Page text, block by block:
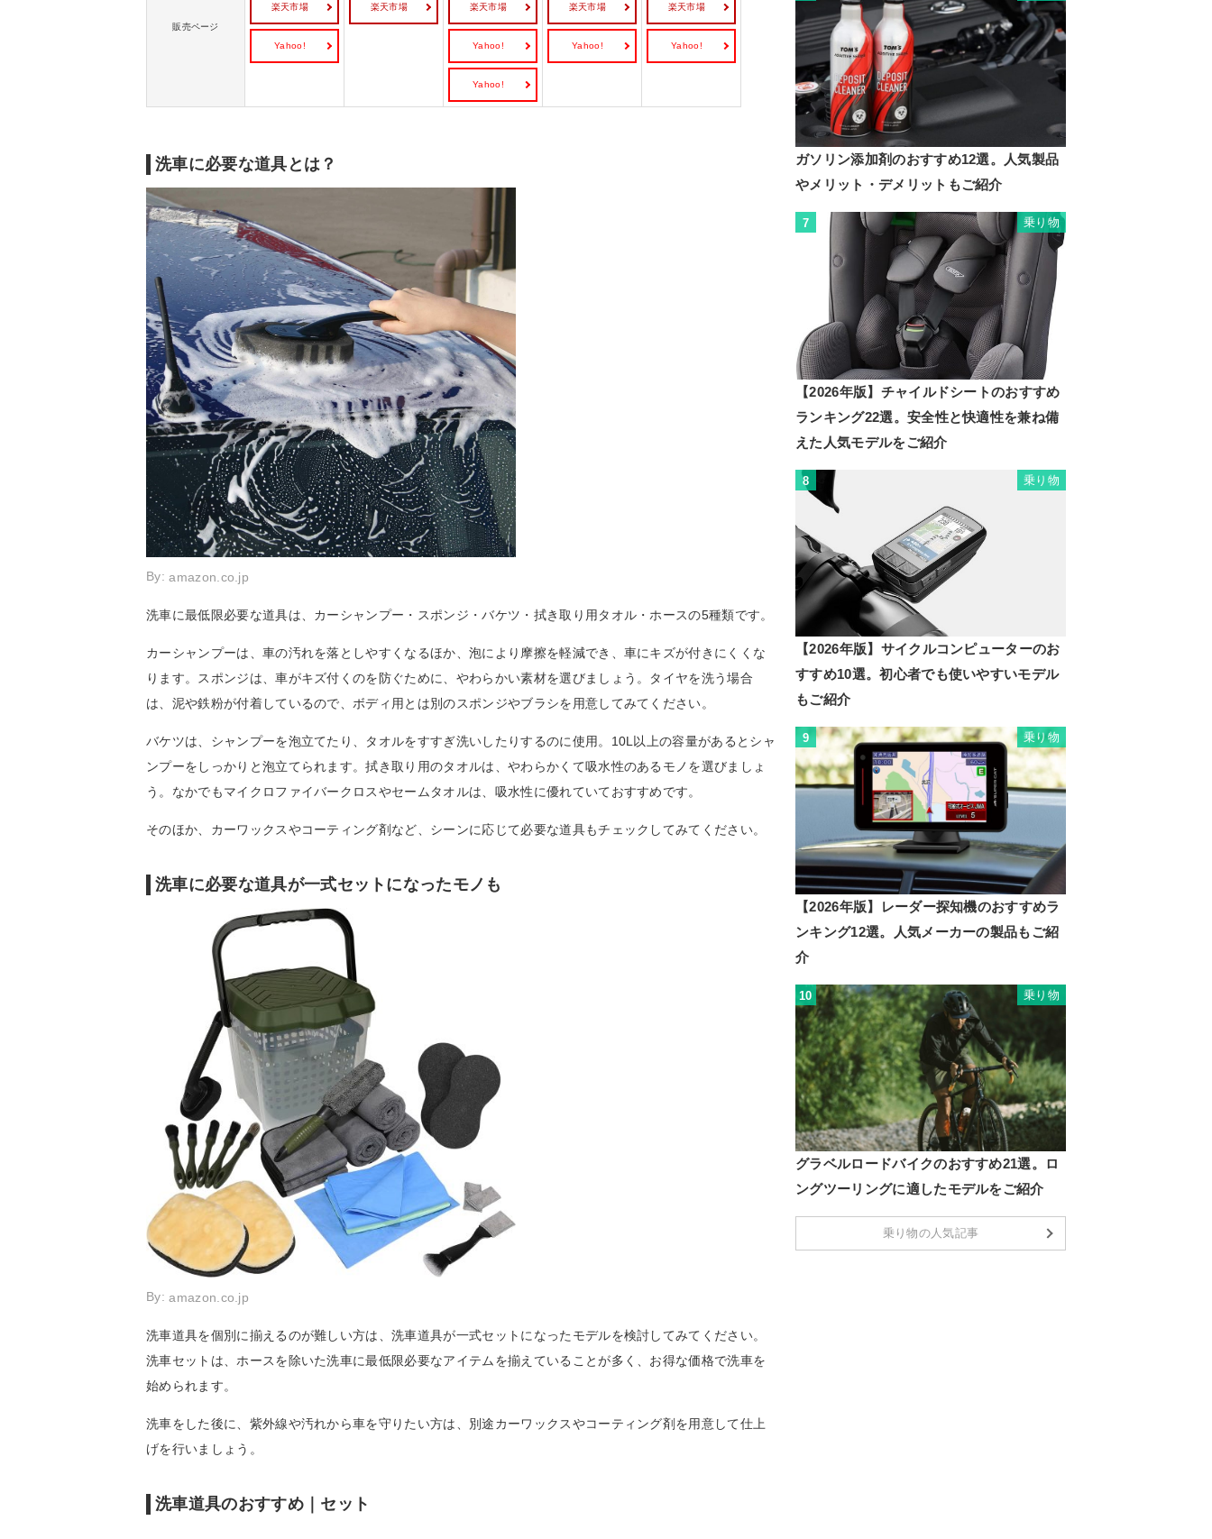
洗車道具の売れ筋ランキングをチェック
販売ページ
楽天市場
Yahoo!
楽天市場 楽天市場
Yahoo!
Yahoo!
楽天市場
Yahoo!
楽天市場
Yahoo!
洗車に必要な道具とは？
By:amazon.co.jp
洗車に最低限必要な道具は、カーシャンプー・スポンジ・バケツ・拭き取り用タオル・ホースの5種類です。
カーシャンプーは、車の汚れを落としやすくなるほか、泡により摩擦を軽減でき、車にキズが付きにくくな
ります。スポンジは、車がキズ付くのを防ぐために、やわらかい素材を選びましょう。タイヤを洗う場合
は、泥や鉄粉が付着しているので、ボディ用とは別のスポンジやブラシを用意してみてください。
バケツは、シャンプーを泡立てたり、タオルをすすぎ洗いしたりするのに使用。10L以上の容量があるとシャ
ンプーをしっかりと泡立てられます。拭き取り用のタオルは、やわらかくて吸水性のあるモノを選びましょ
う。なかでもマイクロファイバークロスやセームタオルは、吸水性に優れていておすすめです。
そのほか、カーワックスやコーティング剤など、シーンに応じて必要な道具もチェックしてみてください。
洗車に必要な道具が一式セットになったモノも
By:amazon.co.jp
洗車道具を個別に揃えるのが難しい方は、洗車道具が一式セットになったモデルを検討してみてください。
洗車セットは、ホースを除いた洗車に最低限必要なアイテムを揃えていることが多く、お得な価格で洗車を
始められます。
洗車をした後に、紫外線や汚れから車を守りたい方は、別途カーワックスやコーティング剤を用意して仕上
げを行いましょう。
洗車道具のおすすめ｜セット
ガソリン添加剤のおすすめ12選。人気製品
やメリット・デメリットもご紹介
7 乗り物
【2026年版】チャイルドシートのおすすめ
ランキング22選。安全性と快適性を兼ね備
えた人気モデルをご紹介
8 乗り物
【2026年版】サイクルコンピューターのお
すすめ10選。初心者でも使いやすいモデル
もご紹介
9 乗り物
【2026年版】レーダー探知機のおすすめラ
ンキング12選。人気メーカーの製品もご紹
介
10 乗り物
グラベルロードバイクのおすすめ21選。ロ
ングツーリングに適したモデルをご紹介
乗り物の人気記事